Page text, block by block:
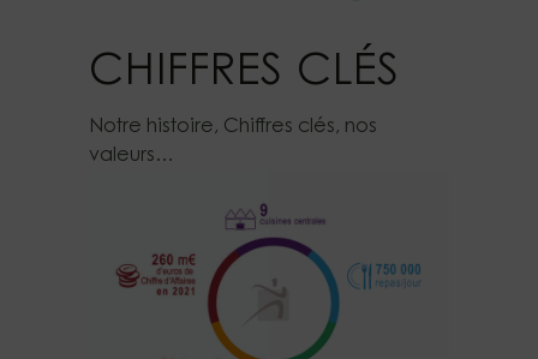
CHIFFRES CLÉS
Notre histoire, Chiffres clés, nos
valeurs…